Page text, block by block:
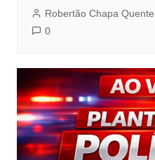
Robertão Chapa Quente
0